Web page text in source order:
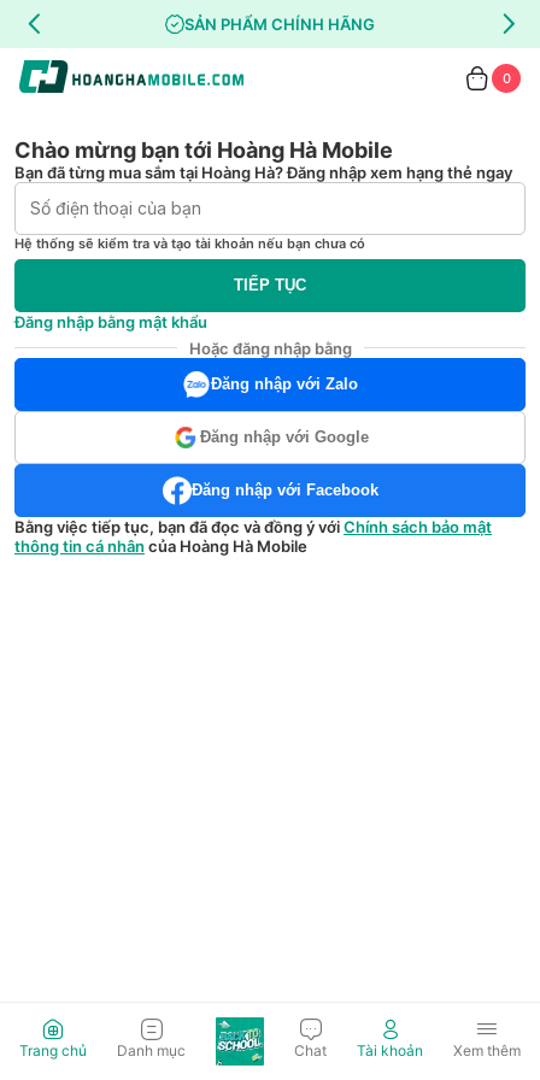
SẢN PHẨM CHÍNH HÃNG
0
Chào mừng bạn tới Hoàng Hà Mobile
Bạn đã từng mua sắm tại Hoàng Hà? Đăng nhập xem hạng thẻ ngay
Hệ thống sẽ kiểm tra và tạo tài khoản nếu bạn chưa có
TIẾP TỤC
Đăng nhập bằng mật khẩu
Hoặc đăng nhập bằng
Đăng nhập với Zalo
Đăng nhập với Google
Đăng nhập với Facebook
Bằng việc tiếp tục, bạn đã đọc và đồng ý vớiChính sách bảo mật
thông tin cá nhân của Hoàng Hà Mobile
Trang chủ Danh mục Chat Tài khoản Xem thêm